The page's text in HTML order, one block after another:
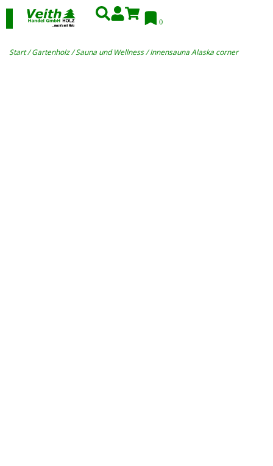
0
Start/Gartenholz/Sauna und Wellness/ Innensauna Alaska corner